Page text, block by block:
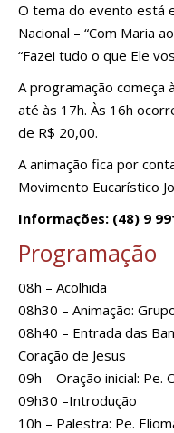
O tema do evento está
Nacional – “Com Maria
“Fazei tudo o que Ele
A programação começa
até às 17h. Às 16h
de R$ 20,00.
A animação fica por
Movimento Eucarístico
Informações: (48) 9
Programação
08h – Acolhida
08h30 – Animação:
08h40 – Entrada das
Coração de Jesus
09h – Oração inicial: Pe.
09h30 –Introdução
10h – Palestra: Pe.